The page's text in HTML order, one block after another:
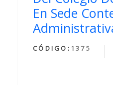
En Sede
CÓDIGO: 1375